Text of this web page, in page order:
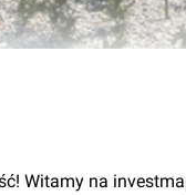
Witamy na